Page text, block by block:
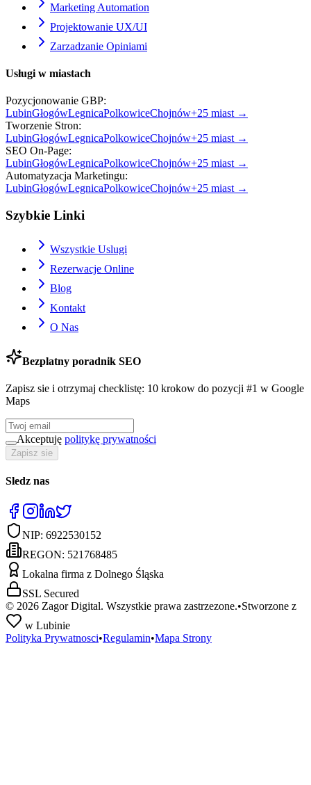
Marketing Automation
Projektowanie UX/UI
Zarzadzanie Opiniami
Usługi w miastach
Pozycjonowanie GBP:
LubinGłogówLegnicaPolkowiceChojnów+25 miast →
Tworzenie Stron:
LubinGłogówLegnicaPolkowiceChojnów+25 miast →
SEO On-Page:
LubinGłogówLegnicaPolkowiceChojnów+25 miast →
Automatyzacja Marketingu:
LubinGłogówLegnicaPolkowiceChojnów+25 miast →
Szybkie Linki
Wszystkie Uslugi
Rezerwacje Online
Blog
Kontakt
O Nas
Bezplatny poradnik SEO
Zapisz sie i otrzymaj checklistę: 10 krokow do pozycji #1 w Google
Maps
Akceptuję politykę prywatności
Zapisz sie
Sledz nas
NIP: 6922530152
REGON: 521768485
Lokalna firma z Dolnego Śląska
SSL Secured
© 2026 Zagor Digital. Wszystkie prawa zastrzezone.•Stworzone z
w Lubinie
Polityka Prywatnosci•Regulamin•Mapa Strony